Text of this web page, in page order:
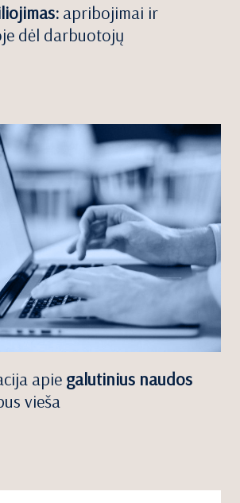
apribojimai ir
dėl darbuotojų
apie galutinius naudos
vieša